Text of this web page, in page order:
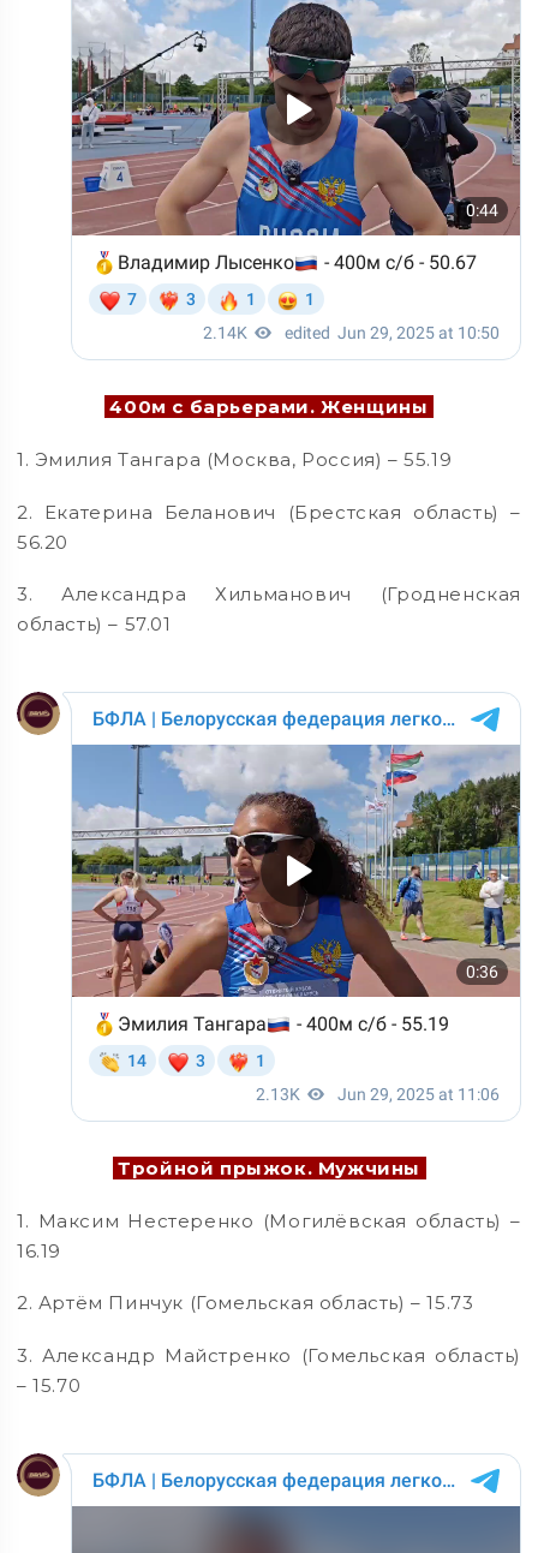
400м с барьерами. Женщины
1. Эмилия Тангара (Москва, Россия) – 55.19
2. Екатерина Беланович (Брестская область) –
56.20
3. Александра Хильманович (Гродненская
область) – 57.01
Тройной прыжок. Мужчины
1. Максим Нестеренко (Могилёвская область) –
16.19
2. Артём Пинчук (Гомельская область) – 15.73
3. Александр Майстренко (Гомельская область)
– 15.70